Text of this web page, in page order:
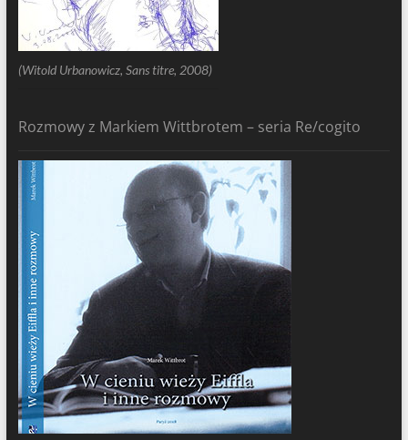
(Witold Urbanowicz, Sans titre, 2008)
Rozmowy z Markiem Wittbrotem – seria Re/cogito